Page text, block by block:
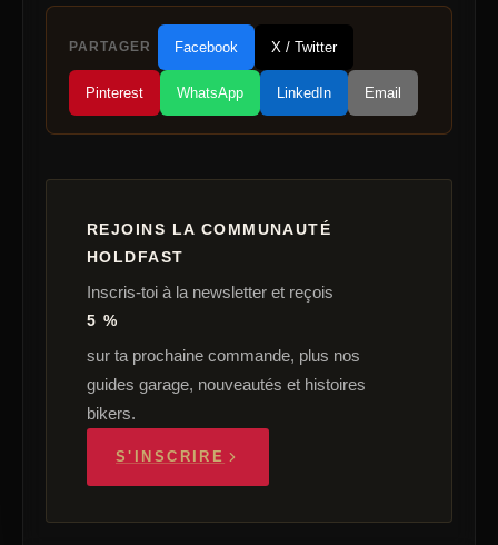
PARTAGER Facebook X / Twitter
Pinterest WhatsApp LinkedIn Email
REJOINS LA COMMUNAUTÉ
HOLDFAST
Inscris-toi à la newsletter et reçois
5 %
sur ta prochaine commande, plus nos
guides garage, nouveautés et histoires
bikers.
S'INSCRIRE